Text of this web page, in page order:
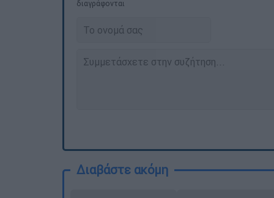
διαγράφονται
Διαβάστε ακόμη